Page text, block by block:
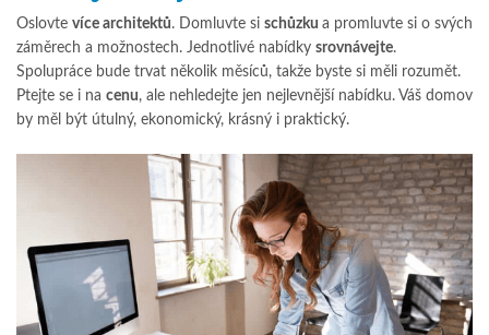
Oslovte více architektů. Domluvte si schůzku a promluvte si o svých
záměrech a možnostech. Jednotlivé nabídky srovnávejte.
Spolupráce bude trvat několik měsíců, takže byste si měli rozumět.
Ptejte se i na cenu, ale nehledejte jen nejlevnější nabídku. Váš domov
by měl být útulný, ekonomický, krásný i praktický.